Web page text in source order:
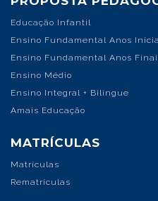
Educação Infantil
Ensino Fundamental Anos
Ensino Fundamental Anos
Ensino Médio
Ensino Integral + Bilíngue
Amais Educação
MATRÍCULAS
Matrículas
Rematrículas